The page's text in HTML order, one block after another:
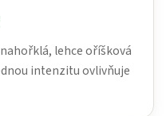
lehce oříšková
intenzitu ovlivňuje